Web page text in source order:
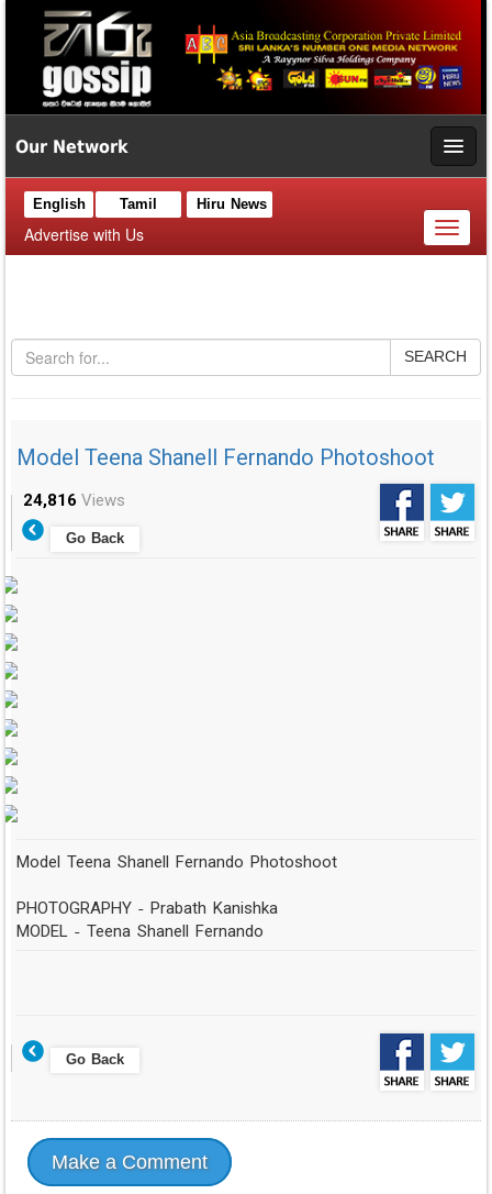
Our Network
English Tamil Hiru News
Advertise with Us
Toggle
SEARCH
Model Teena Shanell Fernando Photoshoot
24,816 Views
Go Back
Model Teena Shanell Fernando Photoshoot
PHOTOGRAPHY - Prabath Kanishka
MODEL - Teena Shanell Fernando
Go Back
Make a Comment